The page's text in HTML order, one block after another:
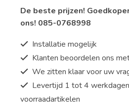
PREMIUM
LINE
H
230
bruin/zwar
aantal
De beste prijzen!
ons! 085-0768998
Installatie mogelijk
Klanten beoordelen ons
We zitten klaar voor uw
Levertijd 1 tot 4
voorraadartikelen